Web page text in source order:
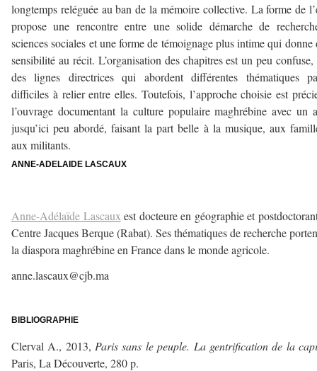
longtemps reléguée au ban de la mémoire collective. La forme de
propose une rencontre entre une solide démarche de
sciences sociales et une forme de témoignage plus intime qui donne
sensibilité au récit. L’organisation des chapitres est un peu confuse,
des lignes directrices qui abordent différentes thématiques
difficiles à relier entre elles. Toutefois, l’approche choisie est
l’ouvrage documentant la culture populaire maghrébine avec un
jusqu’ici peu abordé, faisant la part belle à la musique, aux
aux militants.
ANNE-ADELAIDE LASCAUX
Anne-Adélaïde Lascaux est docteure en géographie et
Centre Jacques Berque (Rabat). Ses thématiques de recherche
la diaspora maghrébine en France dans le monde agricole.
anne.lascaux@cjb.ma
BIBLIOGRAPHIE
Clerval A., 2013, Paris sans le peuple. La gentrification de la
Paris, La Découverte, 280 p.